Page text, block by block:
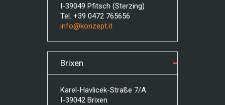
I-39049 Pfitsch (Sterzing)
Tel. +39 0472 765656
info@konzept.it
Brixen
Karel-Havlicek-Straße 7/A
I-39042 Brixen